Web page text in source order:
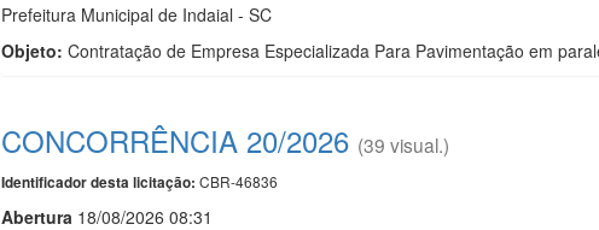
Prefeitura Municipal de Indaial - SC
Objeto: Contratação de Empresa Especializada Para Pavimentação em
CONCORRÊNCIA 20/2026 (39 visual.)
Identificador desta licitação: CBR-46836
Abertura 18/08/2026 08:31